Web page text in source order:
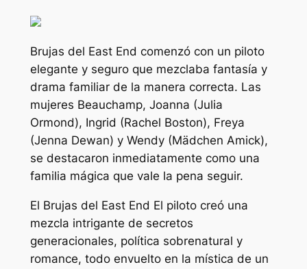
Brujas del East End comenzó con un piloto
elegante y seguro que mezclaba fantasía y
drama familiar de la manera correcta. Las
mujeres Beauchamp, Joanna (Julia
Ormond), Ingrid (Rachel Boston), Freya
(Jenna Dewan) y Wendy (Mädchen Amick),
se destacaron inmediatamente como una
familia mágica que vale la pena seguir.
El Brujas del East End El piloto creó una
mezcla intrigante de secretos
generacionales, política sobrenatural y
romance, todo envuelto en la mística de un